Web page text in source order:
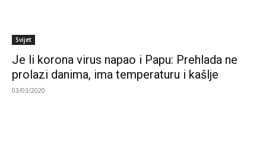
Svijet
Je li korona virus napao i Papu: Prehlada ne
prolazi danima, ima temperaturu i kašlje
03/03/2020